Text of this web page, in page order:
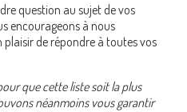
question au sujet de vos
encourageons à nous
de répondre à toutes vos
que cette liste soit la plus
néanmoins vous garantir